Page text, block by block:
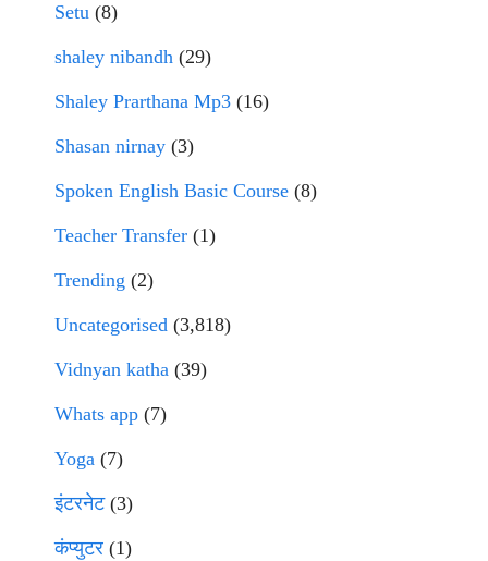
Setu (8)
shaley nibandh (29)
Shaley Prarthana Mp3 (16)
Shasan nirnay (3)
Spoken English Basic Course (8)
Teacher Transfer (1)
Trending (2)
Uncategorised (3,818)
Vidnyan katha (39)
Whats app (7)
Yoga (7)
इंटरनेट(3)
कंप्युटर (1)